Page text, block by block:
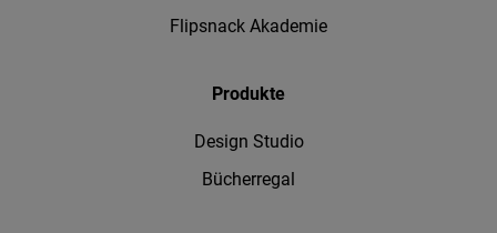
Flipsnack Akademie
Produkte
Design Studio
Bücherregal